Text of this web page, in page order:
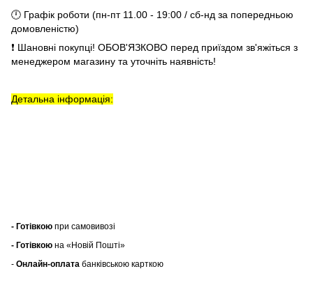
🕛 Графік роботи (пн-пт 11.00 - 19:00 / сб-нд за попередньою
домовленістю)
❗ Шановні покупці! ОБОВ'ЯЗКОВО перед приїздом зв'яжіться з
менеджером магазину та уточніть наявність!
Детальна інформація:
- Готівкою при самовивозі
- Готівкою на «Новій Пошті»
- Онлайн-оплата банківською карткою